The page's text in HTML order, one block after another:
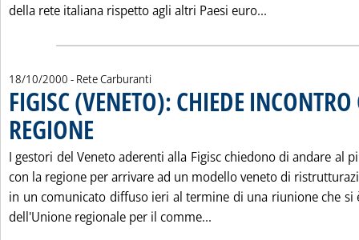
della rete italiana rispetto agli altri Paesi euro...
18/10/2000 - Rete Carburanti
FIGISC (VENETO): CHIEDE
REGIONE
I gestori del Veneto aderenti alla Figisc chiedono di andare al
con la regione per arrivare ad un modello veneto di
in un comunicato diffuso ieri al termine di una riunione che si
dell'Unione regionale per il comme...